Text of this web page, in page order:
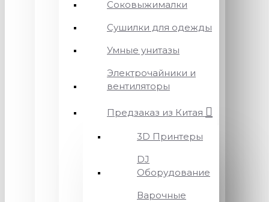
Соковыжималки
Сушилки для одежды
Умные унитазы
Электрочайники и
вентиляторы
Предзаказ из Китая
3D Принтеры
DJ
Оборудование
Варочные